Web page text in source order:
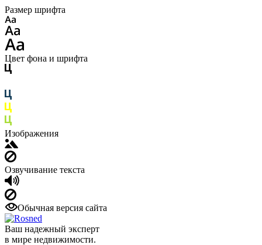
Размер шрифта
Цвет фона и шрифта
Изображения
Озвучивание текста
Обычная версия сайта
Ваш надежный эксперт
в мире недвижимости.